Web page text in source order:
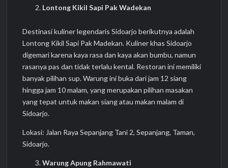
Lontong Kikil Sapi Pak Wadekan
Destinasi kuliner legendaris Sidoarjo berikutnya adalah
Lontong Kikil Sapi Pak Madekan. Kuliner khas Sidoarjo
digemari karena kaya rasa dan kaya akan bumbu, namun
rasanya pas dan tidak terlalu kental. Restoran ini memiliki
banyak pilihan sup. Warung ini buka dari jam 12 siang
hingga jam 10 malam, yang merupakan pilihan masakan
yang tepat untuk makan siang atau makan malam di
Sidoarjo.
Lokasi: Jalan Raya Sepanjang Tani 2, Sepanjang, Taman,
Sidoarjo.
Warung Apung Rahmawati